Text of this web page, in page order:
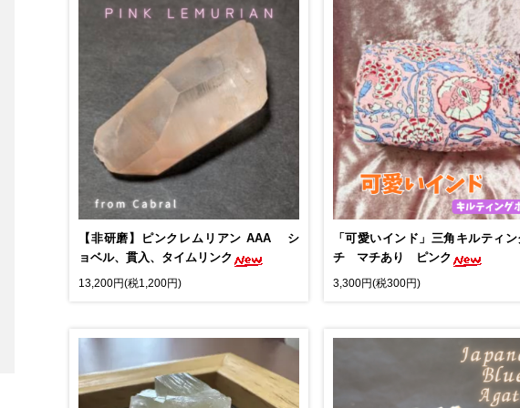
【非研磨】ピンクレムリアン AAA シ
ョベル、貫入、タイムリンク
13,200円(税1,200円)
「可愛いインド」三角キルティ
チ マチあり ピンク
3,300円(税300円)